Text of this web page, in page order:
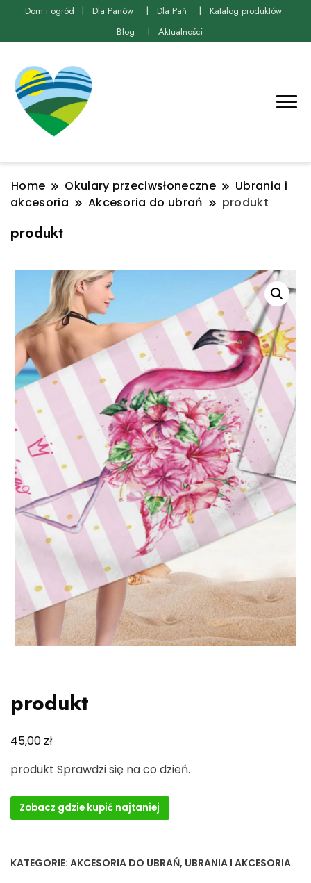
Dom i ogród Dla Panów Dla Pań
Katalog produktów
Blog
Aktualności
Home Okulary przeciwsłoneczne
Ubrania i
akcesoria
Akcesoria do ubrań produkt
produkt
produkt
45,00zł
produkt Sprawdzi się na co dzień.
Zobacz gdzie kupić najtaniej
KATEGORIE: AKCESORIA DO UBRAŃ, UBRANIA I AKCESORIA